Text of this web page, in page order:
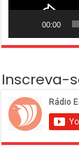
00:00
Inscreva-